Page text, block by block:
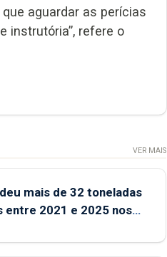
aguardar as perícias
instrutória”, refere o
VER MAIS
mais de 32 toneladas
entre 2021 e 2025 nos